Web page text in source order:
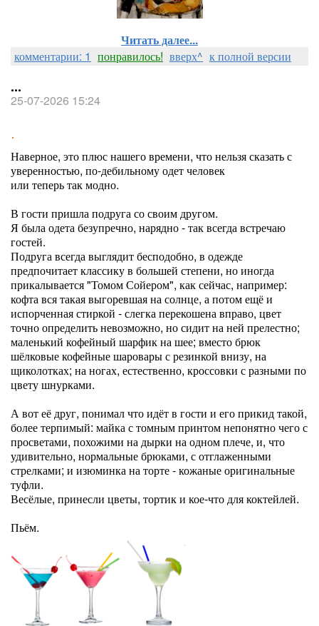
Читать далее...
комментарии: 1 понравилось! вверх^ к полной версии
...
25-07-2026 15:24
Наверное, это плюс нашего времени, что нельзя сказать с
уверенностью, по-дебильному одет человек
или теперь так модно.
В гости пришла подруга со своим другом.
Я была одета безупречно, нарядно - так всегда встречаю
гостей.
Подруга всегда выглядит бесподобно, в одежде
предпочитает классику в большей степени, но иногда
прикалывается "Томом Сойером", как сейчас, например:
кофта вся такая выгоревшая на солнце, а потом ещё и
испорченная стиркой - слегка перекошена вправо, цвет
точно определить невозможно, но сидит на ней прелестно;
маленький кофейный шарфик на шее; вместо брюк
шёлковые кофейные шаровары с резинкой внизу, на
щиколотках; на ногах, естественно, кроссовки с разными по
цвету шнурками.
А вот её друг, понимал что идёт в гости и его прикид такой,
более терпимый: майка с томным принтом непонятно чего с
просветами, похожими на дырки на одном плече, и, что
удивительно, нормальные брюками, с отглаженными
стрелками; и изюминка на торте - кожаные оригинальные
туфли.
Весёлые, принесли цветы, тортик и кое-что для коктейлей.
Пьём.